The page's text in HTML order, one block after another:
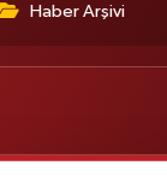
Haber Arşivi